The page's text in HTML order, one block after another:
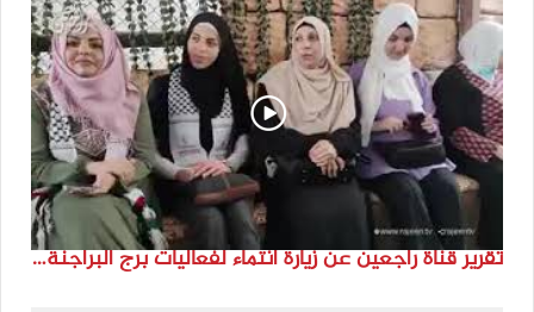
تقرير قناة راجعين عن زيارة انتماء لفعاليات برج البراجنة اعداد جنى شحرور